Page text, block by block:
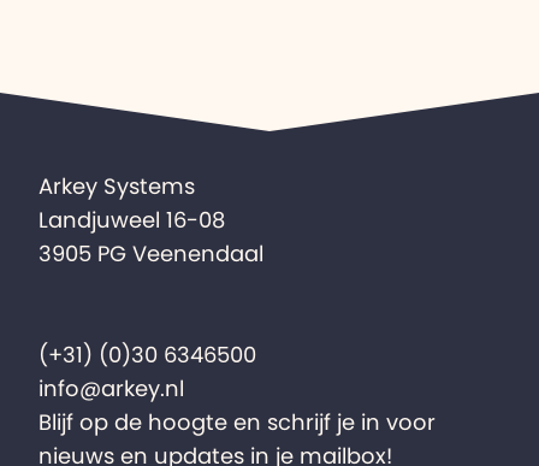
Arkey Systems
Landjuweel 16-08
3905 PG Veenendaal
(+31) (0)30 6346500
info@arkey.nl
Blijf op de hoogte en schrijf je in voor
nieuws en updates in je mailbox!